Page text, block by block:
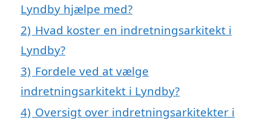
Lyndby hjælpe med?
2) Hvad koster en indretningsarkitekt i
Lyndby?
3) Fordele ved at vælge
indretningsarkitekt i Lyndby?
4) Oversigt over indretningsarkitekter i